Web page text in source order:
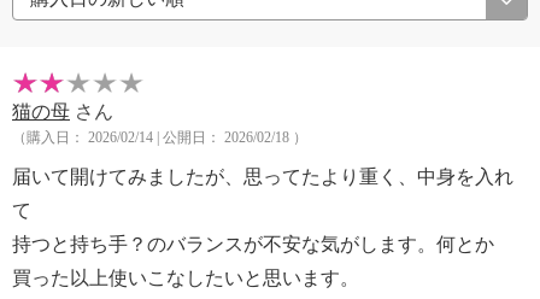
猫の母 さん
（購入日： 2026/02/14 | 公開日： 2026/02/18 ）
届いて開けてみましたが、思ってたより重く、中身を入れ
て
持つと持ち手？のバランスが不安な気がします。何とか
買った以上使いこなしたいと思います。